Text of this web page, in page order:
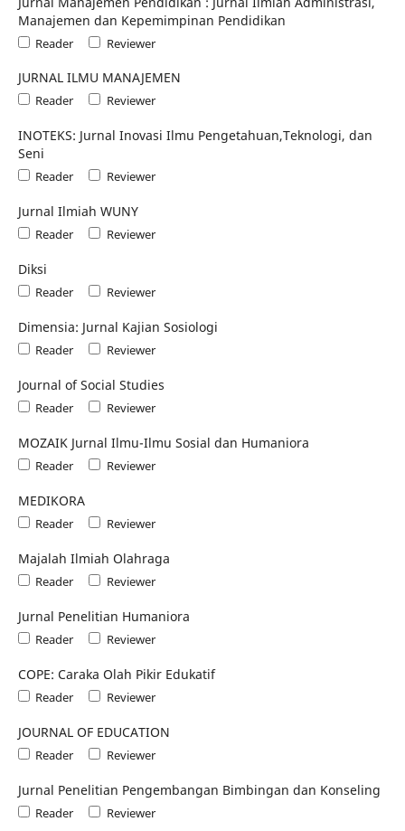
Manajemen dan Kepemimpinan Pendidikan
Reader Reviewer
JURNAL ILMU MANAJEMEN
Reader Reviewer
INOTEKS: Jurnal Inovasi Ilmu Pengetahuan,Teknologi, dan
Seni
Reader Reviewer
Jurnal Ilmiah WUNY
Reader Reviewer
Diksi
Reader Reviewer
Dimensia: Jurnal Kajian Sosiologi
Reader Reviewer
Journal of Social Studies
Reader Reviewer
MOZAIK Jurnal Ilmu-Ilmu Sosial dan Humaniora
Reader Reviewer
MEDIKORA
Reader Reviewer
Majalah Ilmiah Olahraga
Reader Reviewer
Jurnal Penelitian Humaniora
Reader Reviewer
COPE: Caraka Olah Pikir Edukatif
Reader Reviewer
JOURNAL OF EDUCATION
Reader Reviewer
Jurnal Penelitian Pengembangan Bimbingan dan Konseling
Reader Reviewer